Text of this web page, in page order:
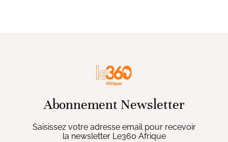
Abonnement Newsletter
Saisissez votre adresse email pour recevoir
la newsletter Le360 Afrique